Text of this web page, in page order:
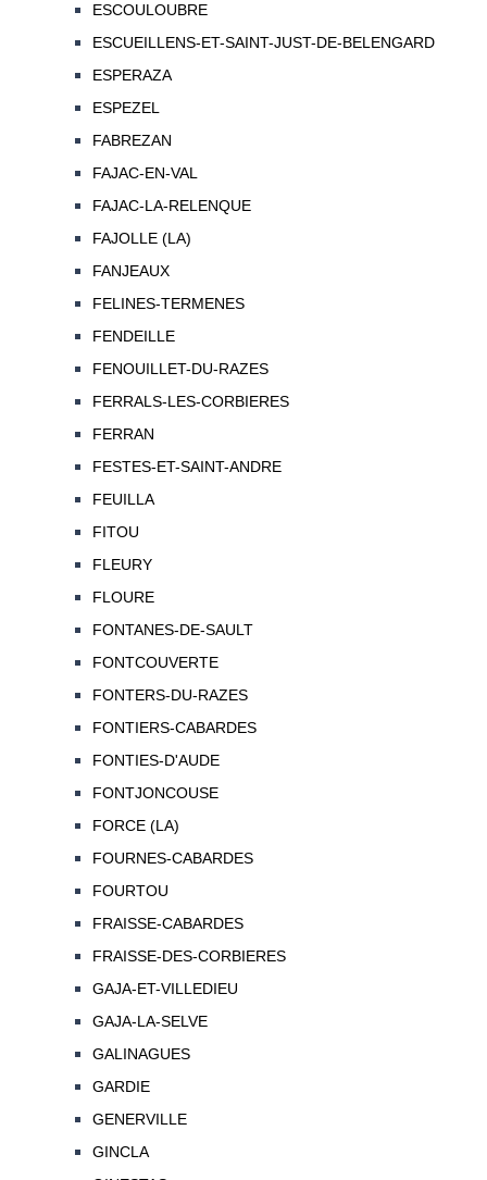
ESCOULOUBRE
ESCUEILLENS-ET-SAINT-JUST-DE-BELENGARD
ESPERAZA
ESPEZEL
FABREZAN
FAJAC-EN-VAL
FAJAC-LA-RELENQUE
FAJOLLE (LA)
FANJEAUX
FELINES-TERMENES
FENDEILLE
FENOUILLET-DU-RAZES
FERRALS-LES-CORBIERES
FERRAN
FESTES-ET-SAINT-ANDRE
FEUILLA
FITOU
FLEURY
FLOURE
FONTANES-DE-SAULT
FONTCOUVERTE
FONTERS-DU-RAZES
FONTIERS-CABARDES
FONTIES-D'AUDE
FONTJONCOUSE
FORCE (LA)
FOURNES-CABARDES
FOURTOU
FRAISSE-CABARDES
FRAISSE-DES-CORBIERES
GAJA-ET-VILLEDIEU
GAJA-LA-SELVE
GALINAGUES
GARDIE
GENERVILLE
GINCLA